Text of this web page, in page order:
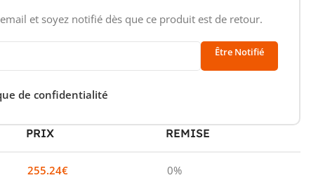
et soyez notifié dès que ce produit est de retour.
Être Notifié
de confidentialité
PRIX REMISE
255.24€ 0%